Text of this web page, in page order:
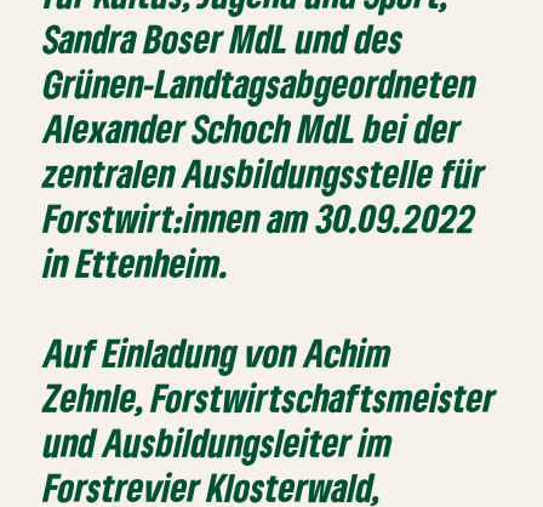
Sandra Boser MdL und des
Grünen-Landtagsabgeordneten
Alexander Schoch MdL bei der
zentralen Ausbildungsstelle für
Forstwirt:innen am 30.09.2022
in Ettenheim.
Auf Einladung von Achim
Zehnle, Forstwirtschaftsmeister
und Ausbildungsleiter im
Forstrevier Klosterwald,